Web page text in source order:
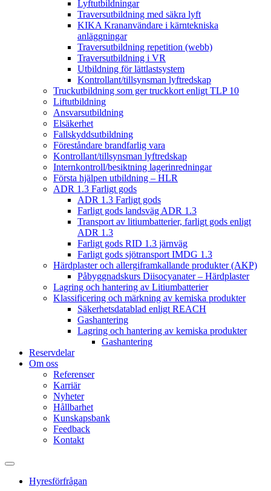
Lyftutbildningar
Traversutbildning med säkra lyft
KIKA Krananvändare i kärntekniska
anläggningar
Traversutbildning repetition (webb)
Traversutbildning i VR
Utbildning för lättlastsystem
Kontrollant/tillsynsman lyftredskap
Truckutbildning som ger truckkort enligt TLP 10
Liftutbildning
Ansvarsutbildning
Elsäkerhet
Fallskyddsutbildning
Föreståndare brandfarlig vara
Kontrollant/tillsynsman lyftredskap
Internkontroll/besiktning lagerinredningar
Första hjälpen utbildning – HLR
ADR 1.3 Farligt gods
ADR 1.3 Farligt gods
Farligt gods landsväg ADR 1.3
Transport av litiumbatterier, farligt gods enligt
ADR 1.3
Farligt gods RID 1.3 järnväg
Farligt gods sjötransport IMDG 1.3
Härdplaster och allergiframkallande produkter (AKP)
Påbyggnadskurs Diisocyanater – Härdplaster
Lagring och hantering av Litiumbatterier
Klassificering och märkning av kemiska produkter
Säkerhetsdatablad enligt REACH
Gashantering
Lagring och hantering av kemiska produkter
Gashantering
Reservdelar
Om oss
Referenser
Karriär
Nyheter
Hållbarhet
Kunskapsbank
Feedback
Kontakt
Hyresförfrågan